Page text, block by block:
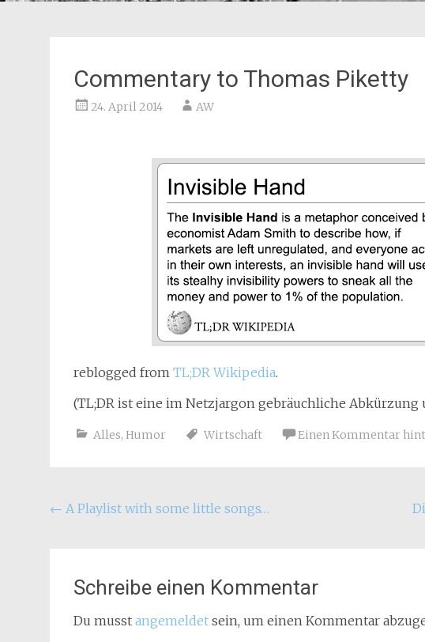
Commentary to Thomas Piketty
24. April 2014 AW
reblogged from TL;DR Wikipedia.
(TL;DR ist eine im Netzjargon gebräuchliche Abkürzung
Alles, Humor Wirtschaft Einen Kommentar
Beitragsnavigation
← A Playlist with some little songs…
Schreibe einen Kommentar
Du musst angemeldet sein, um einen Kommentar